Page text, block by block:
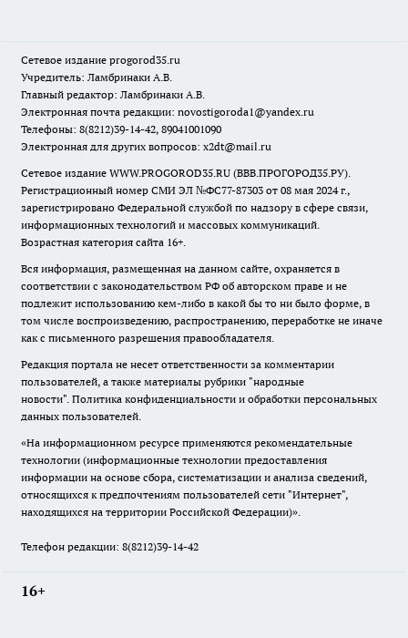
Сетевое издание progorod35.ru
Учредитель: Ламбринаки А.В.
Главный редактор: Ламбринаки А.В.
Электронная почта редакции: novostigoroda1@yandex.ru
Телефоны: 8(8212)39-14-42, 89041001090
Электронная для других вопросов: x2dt@mail.ru
Сетевое издание WWW.PROGOROD35.RU (ВВВ.ПРОГОРОД35.РУ).
Регистрационный номер СМИ ЭЛ №ФС77-87303 от 08 мая 2024 г.,
зарегистрировано Федеральной службой по надзору в сфере связи,
информационных технологий и массовых коммуникаций.
Возрастная категория сайта 16+.
Вся информация, размещенная на данном сайте, охраняется в
соответствии с законодательством РФ об авторском праве и не
подлежит использованию кем-либо в какой бы то ни было форме, в
том числе воспроизведению, распространению, переработке не иначе
как с письменного разрешения правообладателя.
Редакция портала не несет ответственности за комментарии
пользователей, а также материалы рубрики "народные
новости". Политика конфиденциальности и обработки персональных
данных пользователей.
«На информационном ресурсе применяются рекомендательные
технологии (информационные технологии предоставления
информации на основе сбора, систематизации и анализа сведений,
относящихся к предпочтениям пользователей сети "Интернет",
находящихся на территории Российской Федерации)».
Телефон редакции: 8(8212)39-14-42
16+